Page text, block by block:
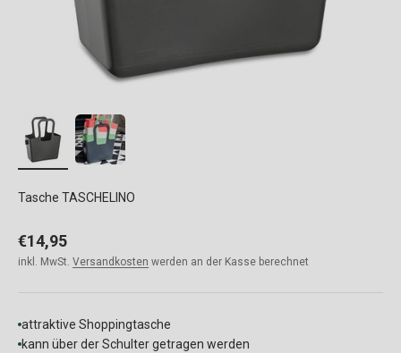
Tasche TASCHELINO
Angebot
€14,95
inkl. MwSt. Versandkosten werden an der Kasse berechnet
attraktive Shoppingtasche
kann über der Schulter getragen werden